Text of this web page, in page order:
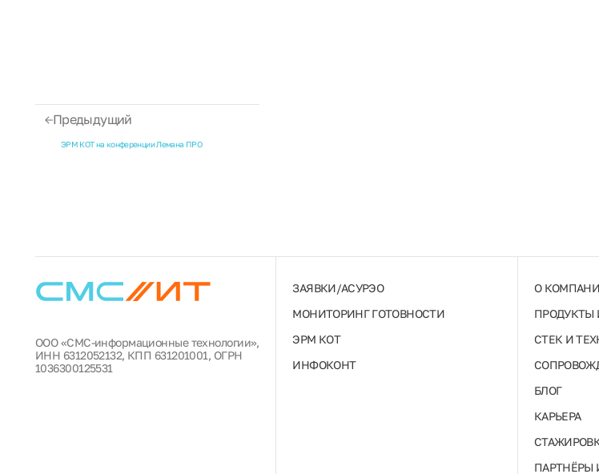
Предыдущий
ЭРМ КОТ на конференции Лемана ПРО
ООО «СМС-информационные технологии»,
ИНН 6312052132, КПП 631201001, ОГРН
1036300125531
ЗАЯВКИ/АСУРЭО
МОНИТОРИНГ ГОТОВНОСТИ
ЭРМ КОТ
ИНФОКОНТ
О
ПРОДУКТЫ
СТЕК И
БЛОГ
КАРЬЕРА
ПАРТНЁРЫ